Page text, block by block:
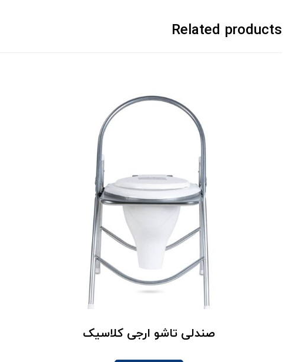
Related products
صندلی تاشو ارجی کلاسیک